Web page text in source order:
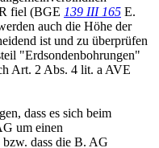
fiel (BGE 139 III 165 E.
auch die Höhe der
ist und zu überprüfen
"Erdsondenbohrungen"
Art. 2 Abs. 4 lit. a AVE
dass es sich beim
um einen
bzw. dass die B. AG